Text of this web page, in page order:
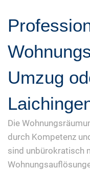
Umzug
Die
durch Kompetenz
sind unbürokratisch